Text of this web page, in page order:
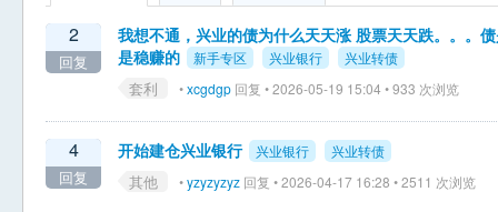
2
回复
我想不通，兴业的债为什么天天涨 股票天天跌。。。
是稳赚的
新手专区 兴业银行 兴业转债
套利 •xcgdgp 回复 • 2026-05-19 15:04 • 933 次浏览
4
回复
开始建仓兴业银行 兴业银行 兴业转债
其他 •yzyzyzyz 回复 • 2026-04-17 16:28 • 2511 次浏览